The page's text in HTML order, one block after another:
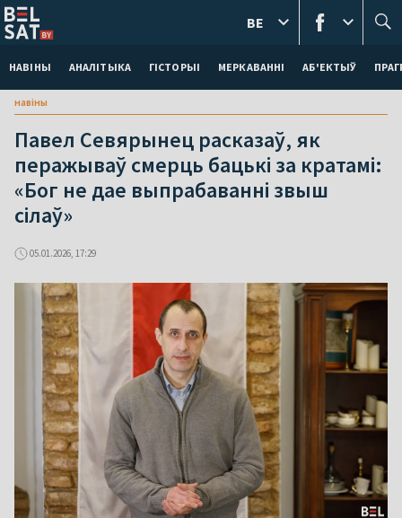
НАВІНЫ АНАЛІТЫКА ГІСТОРЫІ МЕРКАВАННI АБ'ЕКТЫЎ
BE
навіны
Павел Севярынец расказаў, як
перажываў смерць бацькі за кратамі:
«Бог не дае выпрабаванні звыш
сілаў»
05.01.2026, 17:29